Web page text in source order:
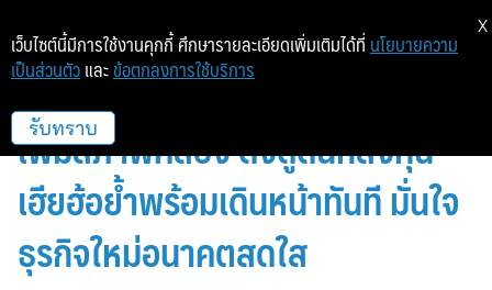
GIFT แตกพาร์ใหม่ 0.50 บาท/หุ้น
เพิ่มสภาพคล่อง ดึงดูดนักลงทุน
เฮียฮ้อย้ำพร้อมเดินหน้าทันที มั่นใจ
ธุรกิจใหม่อนาคตสดใส
เว็บไซต์นี้มีการใช้งานคุกกี้ ศึกษารายละเอียดเพิ่มเติมได้ที่ นโยบายความ
เป็นส่วนตัว และ ข้อตกลงการใช้บริการ
รับทราบ
X